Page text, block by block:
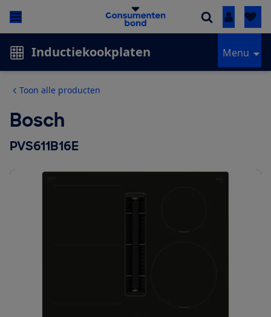
Inloggen
Inductiekookplaten Menu
Toon alle producten
Bosch
PVS611B16E